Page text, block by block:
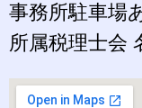
事務所駐車場
所属税理士会